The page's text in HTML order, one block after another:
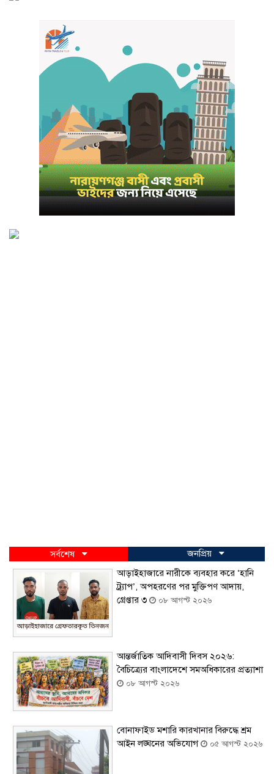
সর্বশেষ
জনপ্রিয়
আড়াইহাজারে নারীকে ব্যবহার করে ‘হানি
ট্র্যাপ’, অপহরণের পর মুক্তিপণ আদায়,
গ্রেপ্তার ৩
০৮ আগস্ট ২০২৬
আন্তর্জাতিক আদিবাসী দিবস ২০২৬:
বৈচিত্র্যের বাংলাদেশে সমঅধিকারের প্রত্যাশা
০৮ আগস্ট ২০২৬
বোনাফাইড মশারি কারখানার বিরুদ্ধে শ্রম
আইন লঙ্ঘনের অভিযোগ
০৫ আগস্ট ২০২৬